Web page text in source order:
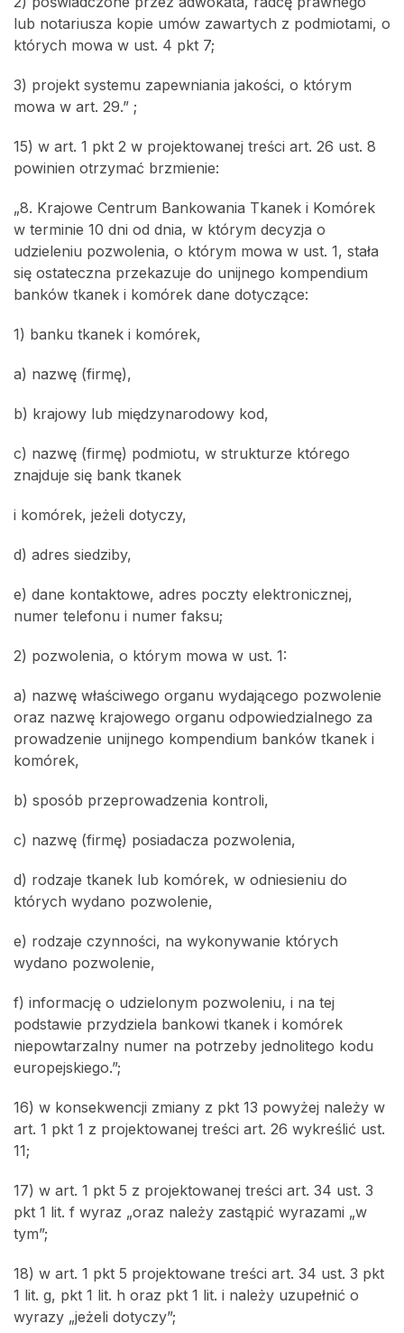
lub notariusza kopie umów zawartych z podmiotami, o
których mowa w ust. 4 pkt 7;
3) projekt systemu zapewniania jakości, o którym
mowa w art. 29.” ;
15) w art. 1 pkt 2 w projektowanej treści art. 26 ust. 8
powinien otrzymać brzmienie:
„8. Krajowe Centrum Bankowania Tkanek i Komórek
w terminie 10 dni od dnia, w którym decyzja o
udzieleniu pozwolenia, o którym mowa w ust. 1, stała
się ostateczna przekazuje do unijnego kompendium
banków tkanek i komórek dane dotyczące:
1) banku tkanek i komórek,
a) nazwę (firmę),
b) krajowy lub międzynarodowy kod,
c) nazwę (firmę) podmiotu, w strukturze którego
znajduje się bank tkanek
i komórek, jeżeli dotyczy,
d) adres siedziby,
e) dane kontaktowe, adres poczty elektronicznej,
numer telefonu i numer faksu;
2) pozwolenia, o którym mowa w ust. 1:
a) nazwę właściwego organu wydającego pozwolenie
oraz nazwę krajowego organu odpowiedzialnego za
prowadzenie unijnego kompendium banków tkanek i
komórek,
b) sposób przeprowadzenia kontroli,
c) nazwę (firmę) posiadacza pozwolenia,
d) rodzaje tkanek lub komórek, w odniesieniu do
których wydano pozwolenie,
e) rodzaje czynności, na wykonywanie których
wydano pozwolenie,
f) informację o udzielonym pozwoleniu, i na tej
podstawie przydziela bankowi tkanek i komórek
niepowtarzalny numer na potrzeby jednolitego kodu
europejskiego.”;
16) w konsekwencji zmiany z pkt 13 powyżej należy w
art. 1 pkt 1 z projektowanej treści art. 26 wykreślić ust.
11;
17) w art. 1 pkt 5 z projektowanej treści art. 34 ust. 3
pkt 1 lit. f wyraz „oraz należy zastąpić wyrazami „w
tym”;
18) w art. 1 pkt 5 projektowane treści art. 34 ust. 3 pkt
1 lit. g, pkt 1 lit. h oraz pkt 1 lit. i należy uzupełnić o
wyrazy „jeżeli dotyczy”;